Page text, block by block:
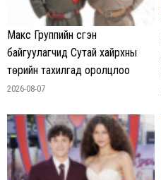
Макс Группийн үүсгэн
байгуулагчид Сутай хайрхны
төрийн тахилгад оролцлоо
2026-08-07